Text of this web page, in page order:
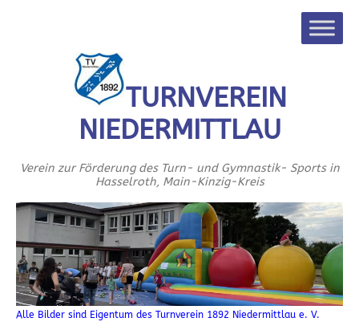
TURNVEREIN
NIEDERMITTLAU
Verein zur Förderung des Turn- und Gymnastik- Sports in
Hasselroth, Main-Kinzig-Kreis
Alle Bilder sind Eigentum des Turnverein 1892 Niedermittlau e. V.